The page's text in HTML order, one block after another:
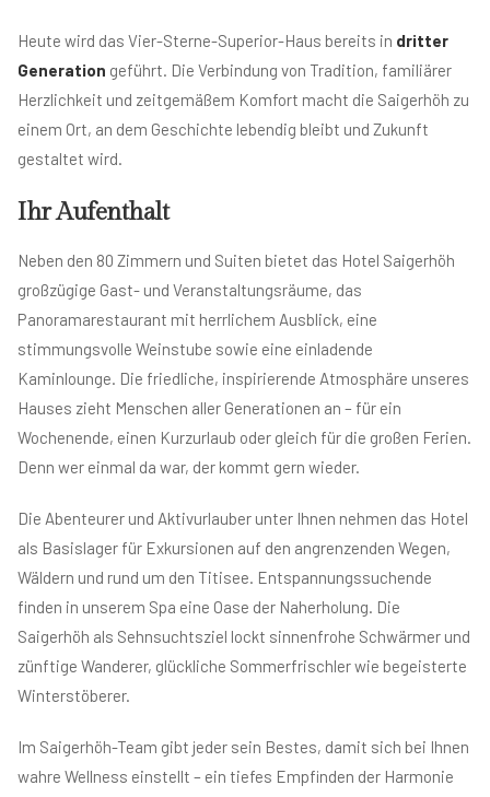
Heute wird das Vier-Sterne-Superior-Haus bereits in dritter
Generation geführt. Die Verbindung von Tradition, familiärer
Herzlichkeit und zeitgemäßem Komfort macht die Saigerhöh zu
einem Ort, an dem Geschichte lebendig bleibt und Zukunft
gestaltet wird.
Ihr Aufenthalt
Neben den 80 Zimmern und Suiten bietet das Hotel Saigerhöh
großzügige Gast- und Veranstaltungsräume, das
Panoramarestaurant mit herrlichem Ausblick, eine
stimmungsvolle Weinstube sowie eine einladende
Kaminlounge. Die friedliche, inspirierende Atmosphäre unseres
Hauses zieht Menschen aller Generationen an – für ein
Wochenende, einen Kurzurlaub oder gleich für die großen Ferien.
Denn wer einmal da war, der kommt gern wieder.
Die Abenteurer und Aktivurlauber unter Ihnen nehmen das Hotel
als Basislager für Exkursionen auf den angrenzenden Wegen,
Wäldern und rund um den Titisee. Entspannungssuchende
finden in unserem Spa eine Oase der Naherholung. Die
Saigerhöh als Sehnsuchtsziel lockt sinnenfrohe Schwärmer und
zünftige Wanderer, glückliche Sommerfrischler wie begeisterte
Winterstöberer.
Im Saigerhöh-Team gibt jeder sein Bestes, damit sich bei Ihnen
wahre Wellness einstellt – ein tiefes Empfinden der Harmonie